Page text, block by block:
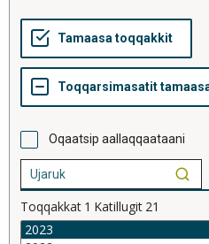
Oqaatsip aallaqqaataani
Toqqakkat 1 Katillugit 21